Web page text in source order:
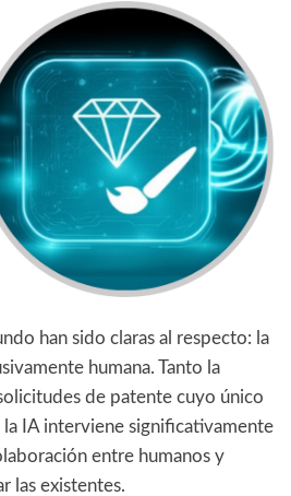
han sido claras al respecto: la
humana. Tanto la
de patente cuyo único
IA interviene significativamente
entre humanos y
las existentes.